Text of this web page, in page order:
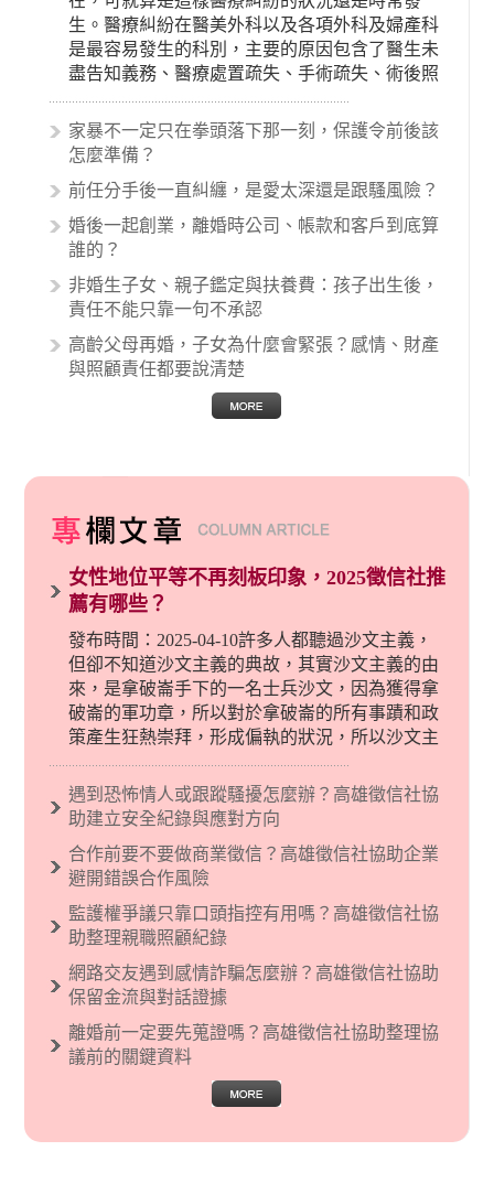
生。醫療糾紛在醫美外科以及各項外科及婦產科
是最容易發生的科別，主要的原因包含了醫生未
盡告知義務、醫療處置疏失、手術疏失、術後照
顧失當、醫療費用的收取。雖然醫學進步，但醫
生與病患之間引起的糾紛還是經常發生。很多案
例中最後都走向訴訟流程，我們如果不幸遇到相
的內容其實非常多，有些案例…
家暴不一定只在拳頭落下那一刻，保護令前後該
怎麼準備？
前任分手後一直糾纏，是愛太深還是跟騷風險？
婚後一起創業，離婚時公司、帳款和客戶到底算
誰的？
非婚生子女、親子鑑定與扶養費：孩子出生後，
責任不能只靠一句不承認
高齡父母再婚，子女為什麼會緊張？感情、財產
與照顧責任都要說清楚
女性地位平等不再刻板印象，2025徵信社推
薦有哪些？
發布時間：2025-04-10許多人都聽過沙文主義，
但卻不知道沙文主義的典故，其實沙文主義的由
來，是拿破崙手下的一名士兵沙文，因為獲得拿
破崙的軍功章，所以對於拿破崙的所有事蹟和政
策產生狂熱崇拜，形成偏執的狀況，所以沙文主
義後來就被拿來暗指偏見和歧視，而且有沙文主
義傾向的人，通常對於自己的國家和民族有超強
烈的卓越感，因而瞧不起其他國家的人，所以沙
現了男性沙文…
遇到恐怖情人或跟蹤騷擾怎麼辦？高雄徵信社協
助建立安全紀錄與應對方向
合作前要不要做商業徵信？高雄徵信社協助企業
避開錯誤合作風險
監護權爭議只靠口頭指控有用嗎？高雄徵信社協
助整理親職照顧紀錄
網路交友遇到感情詐騙怎麼辦？高雄徵信社協助
保留金流與對話證據
離婚前一定要先蒐證嗎？高雄徵信社協助整理協
議前的關鍵資料